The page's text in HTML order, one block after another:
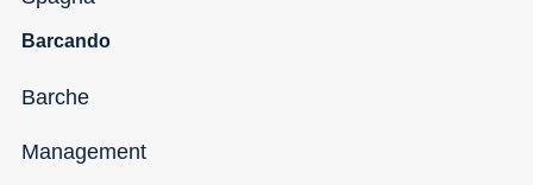
Barcando
Barche
Management